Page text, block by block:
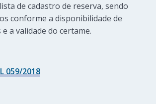
de cadastro de reserva, sendo
conforme a disponibilidade de
a validade do certame.
059/2018